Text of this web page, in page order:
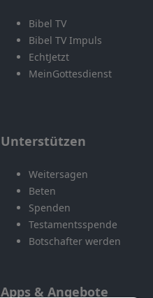
Bibel TV
Bibel TV Impuls
EchtJetzt
MeinGottesdienst
Unterstützen
Weitersagen
Beten
Spenden
Testamentsspende
Botschafter werden
Apps & Angebote